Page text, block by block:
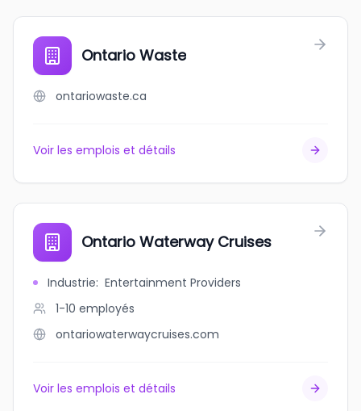
Ontario Waste
ontariowaste.ca
Voir les emplois et détails
Ontario Waterway Cruises
Industrie: Entertainment Providers
1-10 employés
ontariowaterwaycruises.com
Voir les emplois et détails